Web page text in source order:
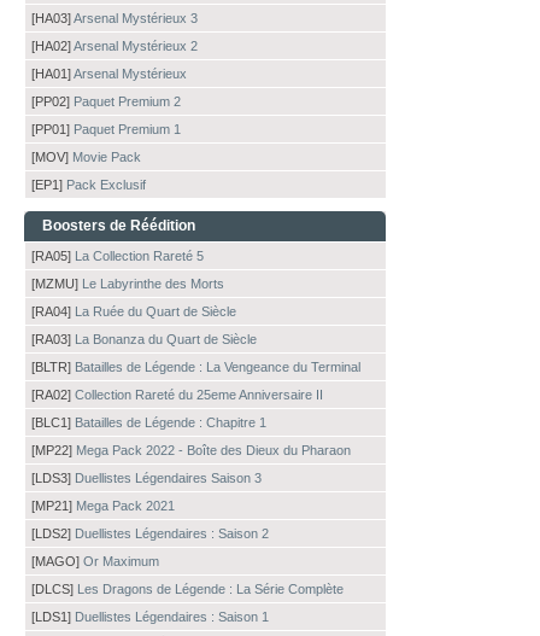
[HA03]Arsenal Mystérieux 3
[HA02]Arsenal Mystérieux 2
[HA01]Arsenal Mystérieux
[PP02] Paquet Premium 2
[PP01] Paquet Premium 1
[MOV] Movie Pack
[EP1] Pack Exclusif
Boosters de Réédition
[RA05] La Collection Rareté 5
[MZMU] Le Labyrinthe des Morts
[RA04] La Ruée du Quart de Siècle
[RA03] La Bonanza du Quart de Siècle
[BLTR] Batailles de Légende : La Vengeance du Terminal
[RA02] Collection Rareté du 25eme Anniversaire II
[BLC1] Batailles de Légende : Chapitre 1
[MP22] Mega Pack 2022 - Boîte des Dieux du Pharaon
[LDS3] Duellistes Légendaires Saison 3
[MP21] Mega Pack 2021
[LDS2] Duellistes Légendaires : Saison 2
[MAGO] Or Maximum
[DLCS] Les Dragons de Légende : La Série Complète
[LDS1] Duellistes Légendaires : Saison 1